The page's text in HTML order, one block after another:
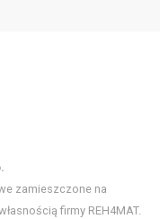
zamieszczone na
firmy REH4MAT.